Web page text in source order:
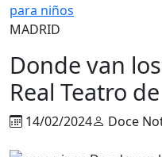
para niños
MADRID
Donde van
Real Teatro
14/02/2024 Doce